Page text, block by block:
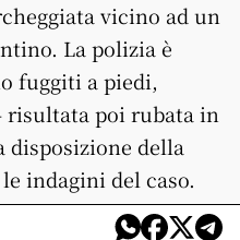
vicino ad un
La polizia è
fuggiti a piedi,
risultata poi rubata in
della
indagini del caso.